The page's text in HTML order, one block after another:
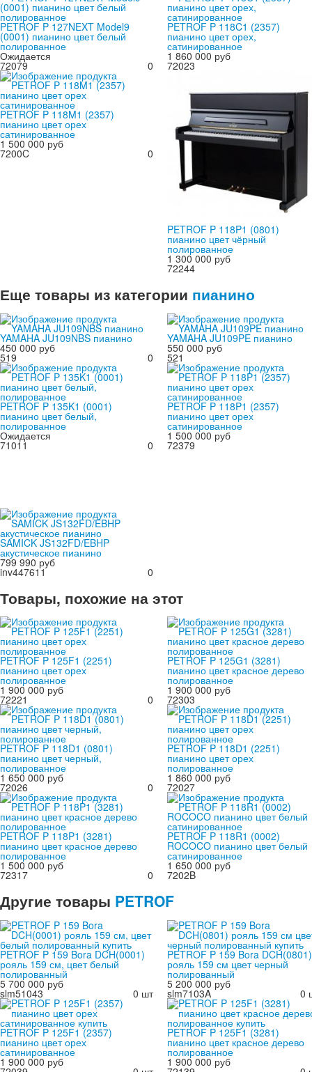
PETROF P 127NEXT Model9
(0001) пианино цвет белый
полированное
Ожидается
0
72079
PETROF P 118C1 (2357)
пианино цвет орех,
сатинированное
1 860 000 руб
72023
PETROF P 118M1 (2357)
пианино цвет орех
сатинированное
1 500 000 руб
0
7200C
PETROF P 118P1 (0801)
пианино цвет чёрный
полированное
1 300 000 руб
72244
Еще товары из категории пианино
YAMAHA JU109NBS пианино
450 000 руб
0
519
YAMAHA JU109PE пианино
550 000 руб
521
PETROF P 135K1 (0001)
пианино цвет белый,
полированное
Ожидается
0
71011
PETROF P 118P1 (2357)
пианино цвет орех
сатинированное
1 500 000 руб
72379
SAMICK JS132FD/EBHP
акустическое пианино
799 990 руб
0
inv447611
Товары, похожие на этот
PETROF P 125F1 (2251)
пианино цвет орех
полированное
1 900 000 руб
0
72221
PETROF P 125G1 (3281)
пианино цвет красное дерево
полированное
1 900 000 руб
72303
PETROF P 118D1 (0801)
пианино цвет черный,
полированное
1 650 000 руб
0
72026
PETROF P 118D1 (2251)
пианино цвет орех
полированное
1 860 000 руб
72027
PETROF P 118P1 (3281)
пианино цвет красное дерево
полированное
1 500 000 руб
0
72317
PETROF P 118R1 (0002)
ROCOCO пианино цвет белый
сатинированное
1 650 000 руб
7202B
Другие товары PETROF
PETROF P 159 Bora DCH(0001)
рояль 159 см, цвет белый
полированный
5 700 000 руб
0 шт
slm51043
PETROF P 159 Bora DCH(0801)
рояль 159 см цвет черный
полированный
5 200 000 руб
0
slm7103A
PETROF P 125F1 (2357)
пианино цвет орех
сатинированное
1 900 000 руб
PETROF P 125F1 (3281)
пианино цвет красное дерево
полированное
1 900 000 руб